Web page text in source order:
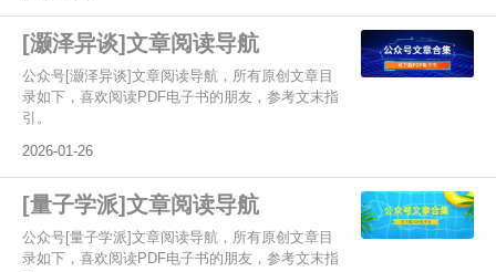
[灏泽异谈]文章阅读导航
公众号[灏泽异谈]文章阅读导航，所有原创文章目
录如下，喜欢阅读PDF电子书的朋友，参考文末指
引。
2026-01-26
[量子学派]文章阅读导航
公众号[量子学派]文章阅读导航，所有原创文章目
录如下，喜欢阅读PDF电子书的朋友，参考文末指